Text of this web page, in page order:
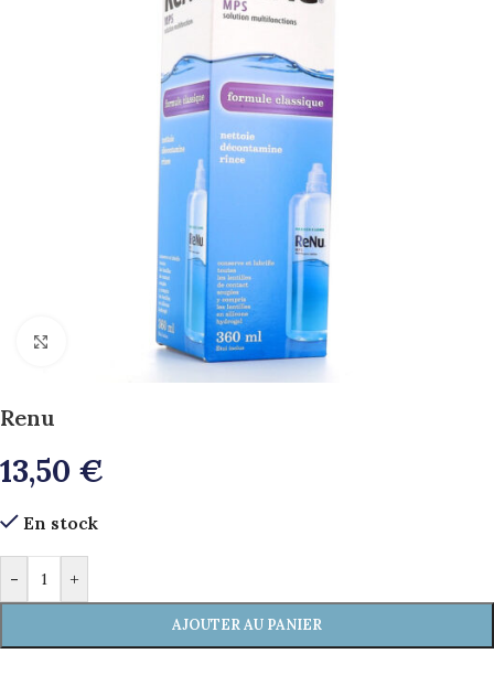
Renu
13,50 €
En stock
- +
AJOUTER AU PANIER
Alternative: